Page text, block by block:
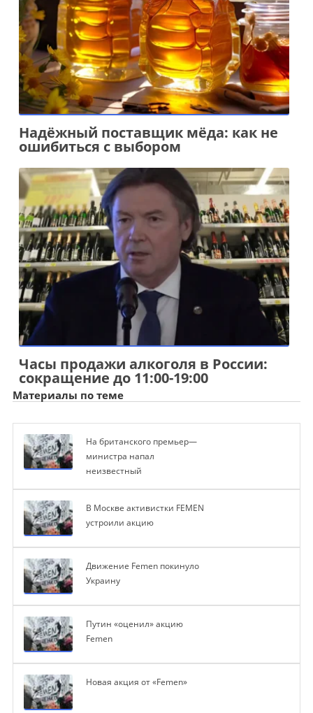
Надёжный поставщик мёда: как не
ошибиться с выбором
Часы продажи алкоголя в России:
сокращение до 11:00-19:00
Материалы по теме
На британского премьер—
министра напал
неизвестный
В Москве активистки FEMEN
устроили акцию
Движение Femen покинуло
Украину
Путин «оценил» акцию
Femen
Новая акция от «Femen»